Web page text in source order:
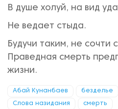
В душе холуй, на вид
Не ведает стыда.
Будучи таким, не сочти
Праведная смерть
жизни.
Абай Кунанбаев безделье
Слова назидания смерть